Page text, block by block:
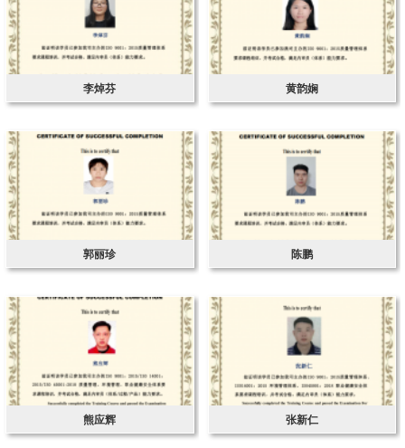
李焯芬 黄韵娴
郭丽珍 陈鹏
熊应辉 张新仁